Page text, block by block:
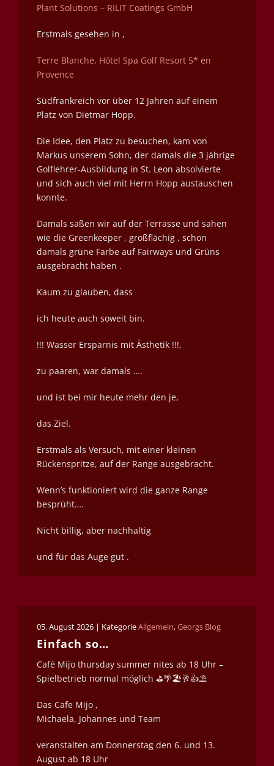
Plant Solutions – RILIT Coatings GmbH
Erstmals gesehen in ,
Terre Blanche, Hôtel Spa Golf Resort 5* en
Provence
Südfrankreich vor über 12 Jahren auf einem
Platz von Dietmar Hopp.
Die Idee, den Platz zu besuchen, kam von
Markus unserem Sohn, der damals die 3 jährige
Golflehrer-Ausbildung in St. Leon absolvierte
und sich auch viel mit Herrn Hopp austauschen
konnte.
Damals saßen wir auf der Terrasse und sahen
wie die Greenkeeper , großflächig , schon
damals grüne Farbe auf Fairways und Grüns
ausgebracht haben .
Kaum zu glauben, dass
ich heute auch soweit bin.
!!! Wasser Ersparnis mit Ästhetik !!!,
zu paaren, war damals ….
und ist bei mir heute mehr den je,
das Ziel.
Erstmals als Versuch, mit einer kleinen
Rückenspritze, auf der Range ausgebracht.
Wenn’s funktioniert wird die ganze Range
besprüht….
Nicht billig, aber nachhaltig
und für das Auge gut .
05. August 2026 | KategorieAllgemein,Georgs Blog
Einfach so…
Café Mijo thursday summer nites ab 18 Uhr –
Spielbetrieb normal möglich ⛳️🌴🏖️🥂👍⛱️
Das Cafe Mijo ,
Michaela, Johannes und Team
veranstalten am Donnerstag den 6. und 13.
August ab 18 Uhr